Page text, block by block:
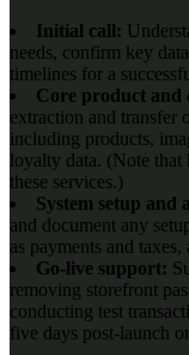
Initial call:
needs, confirm key
timelines for a
Core product and
extraction and transfer
including products,
loyalty data. (Note
these services.)
System setup and
and document any
as payments and
Go-live support:
removing storefront
conducting test
five days post-launch